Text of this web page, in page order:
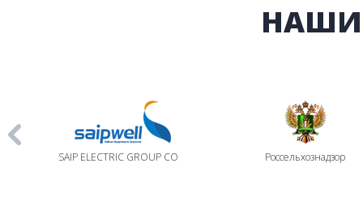
НАШИ
SAIP ELECTRIC GROUP CO Россельхознадзор